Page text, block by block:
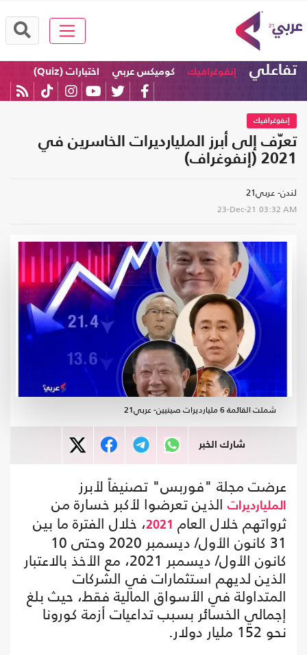
تفاعلي إنفوغرافيك كوميكس عربي اختبارات (Quiz)
إنفوغرافيك
تعرّف إلى أبرز المليارديرات الخاسرين في
2021 (إنفوغراف)
لندن- عربي21
23-Dec-21 03:32 AM
شملت القائمة 6 مليارديرات صينيين- عربي21
شارك الخبر
عرضت مجلة "فوربس" تصنيفاً لأبرز
المليارديرات الذين تعرضوا لأكبر خسارة من
ثرواتهم خلال العام
2021، خلال الفترة ما بين
31 كانون الأول/ ديسمبر 2020 وحتى 10
كانون الأول/ ديسمبر 2021، مع الأخذ بالاعتبار
الذين لديهم استثمارات في الشركات
المتداولة في الأسواق المالية فقط، حيث بلغ
إجمالي الخسائر بسبب تداعيات أزمة كورونا
نحو 152 مليار دولار.